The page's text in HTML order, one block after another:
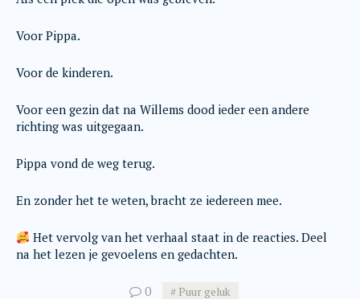
Voor Pippa.
Voor de kinderen.
Voor een gezin dat na Willems dood ieder een andere
richting was uitgegaan.
Pippa vond de weg terug.
En zonder het te weten, bracht ze iedereen mee.
Het vervolg van het verhaal staat in de reacties. Deel
na het lezen je gevoelens en gedachten.
0 Puur geluk